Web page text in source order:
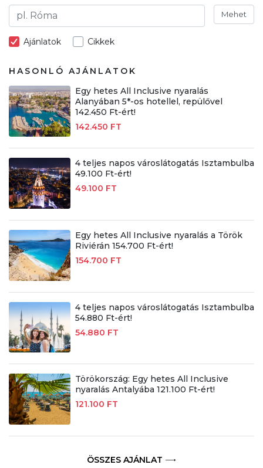
Mehet
Ajánlatok Cikkek
HASONLÓ AJÁNLATOK
Egy hetes All Inclusive nyaralás
Alanyában 5*-os hotellel, repülővel
142.450 Ft-ért!
142.450 FT
4 teljes napos városlátogatás Isztambulba
49.100 Ft-ért!
49.100 FT
Egy hetes All Inclusive nyaralás a Török
Riviérán 154.700 Ft-ért!
154.700 FT
4 teljes napos városlátogatás Isztambulba
54.880 Ft-ért!
54.880 FT
Törökország: Egy hetes All Inclusive
nyaralás Antalyába 121.100 Ft-ért!
121.100 FT
ÖSSZES AJÁNLAT